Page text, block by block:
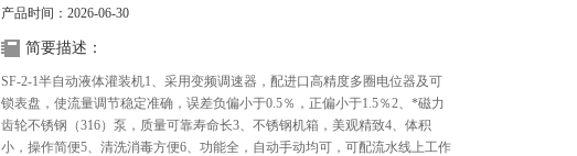
产品时间：2026-06-30
简要描述：
SF-2-1半自动液体灌装机1、采用变频调速器，配进口高精度多圈电位器及可
锁表盘，使流量调节稳定准确，误差负偏小于0.5％，正偏小于1.5％2、*磁力
齿轮不锈钢（316）泵，质量可靠寿命长3、不锈钢机箱，美观精致4、体积
小，操作简便5、清洗消毒方便6、功能全，自动手动均可，可配流水线上工作